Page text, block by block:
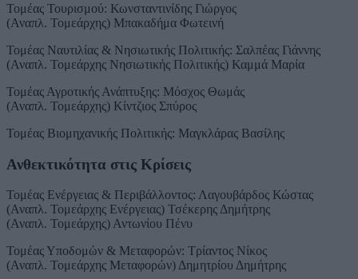
Τομέας Τουρισμού: Κωνσταντινίδης Γιώργος
(Αναπλ. Τομεάρχης) Μπακαδήμα Φωτεινή
Τομέας Ναυτιλίας & Νησιωτικής Πολιτικής: Σαλπέας Γιάννης
(Αναπλ. Τομεάρχης Νησιωτικής Πολιτικής) Καμμά Μαρία
Τομέας Αγροτικής Ανάπτυξης: Μόσχος Θωμάς
(Αναπλ. Τομεάρχης) Κίντζιος Σπύρος
Τομέας Βιομηχανικής Πολιτικής: Μαγκλάρας Βασίλης
Ανθεκτικότητα στις Κρίσεις
Τομέας Ενέργειας & Περιβάλλοντος: Λαγουβάρδος Κώστας
(Αναπλ. Τομεάρχης Ενέργειας) Τσέκερης Δημήτρης
(Αναπλ. Τομεάρχης) Αντωνίου Πένυ
Τομέας Υποδομών & Μεταφορών: Τρίαντος Νίκος
(Αναπλ. Τομεάρχης Μεταφορών) Δημητρίου Δημήτρης